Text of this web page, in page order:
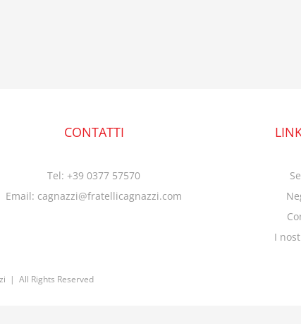
CONTATTI
Tel: +39 0377 57570
Email: cagnazzi@fratellicagnazzi.com
I
| All Rights Reserved